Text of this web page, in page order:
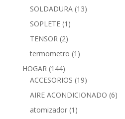
SOLDADURA (13)
SOPLETE (1)
TENSOR (2)
termometro (1)
HOGAR (144)
ACCESORIOS (19)
AIRE ACONDICIONADO (6)
atomizador (1)